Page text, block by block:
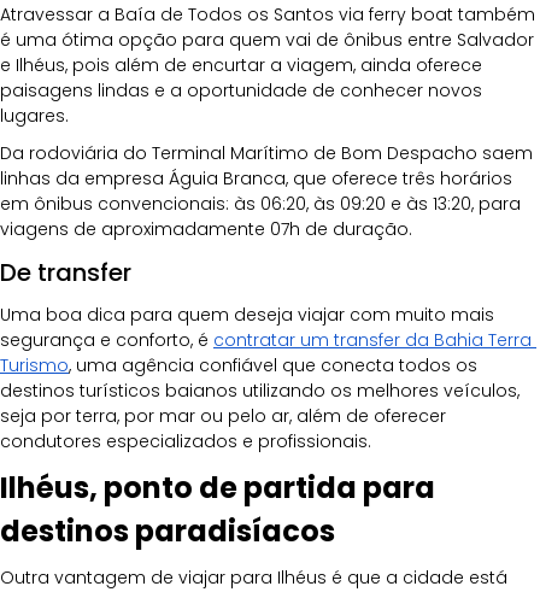
Atravessar a Baía de Todos os Santos via ferry boat também
é uma ótima opção para quem vai de ônibus entre Salvador
e Ilhéus, pois além de encurtar a viagem, ainda oferece
paisagens lindas e a oportunidade de conhecer novos
lugares.
Da rodoviária do Terminal Marítimo de Bom Despacho saem
linhas da empresa Águia Branca, que oferece três horários
em ônibus convencionais: às 06:20, às 09:20 e às 13:20, para
viagens de aproximadamente 07h de duração.
De transfer
Uma boa dica para quem deseja viajar com muito mais
segurança e conforto, é contratar um transfer da Bahia Terra
Turismo, uma agência confiável que conecta todos os
destinos turísticos baianos utilizando os melhores veículos,
seja por terra, por mar ou pelo ar, além de oferecer
condutores especializados e profissionais.
Ilhéus, ponto de partida para
destinos paradisíacos
Outra vantagem de viajar para Ilhéus é que a cidade está